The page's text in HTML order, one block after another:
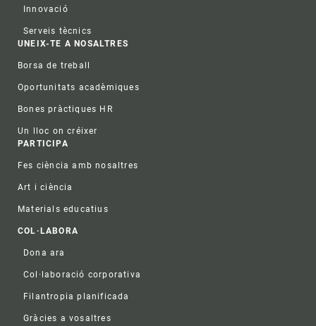
Innovació
Serveis tècnics
UNEIX-TE A NOSALTRES
Borsa de treball
Oportunitats acadèmiques
Bones pràctiques HR
Un lloc on créixer
PARTICIPA
Fes ciència amb nosaltres
Art i ciència
Materials educatius
COL·LABORA
Dona ara
Col·laboració corporativa
Filantropia planificada
Gràcies a vosaltres